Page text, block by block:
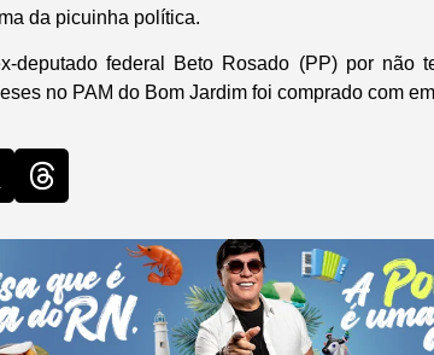
da picuinha política.
deputado federal Beto Rosado (PP) por não
no PAM do Bom Jardim foi comprado com